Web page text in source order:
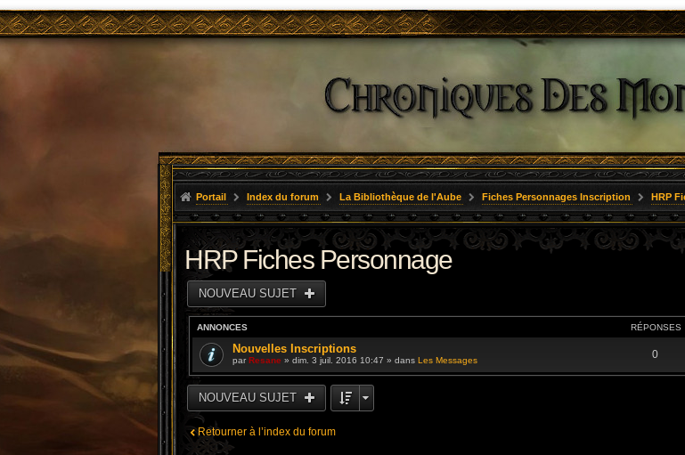
Portail Index du forum La Bibliothèque de l'Aube Fiches Personnages Inscription HRP
HRP Fiches Personnage
NOUVEAU SUJET
ANNONCES RÉPONSES
Nouvelles Inscriptions
parResane » dim. 3 juil. 2016 10:47 » dans Les Messages 0
NOUVEAU SUJET
Retourner à l’index du forum